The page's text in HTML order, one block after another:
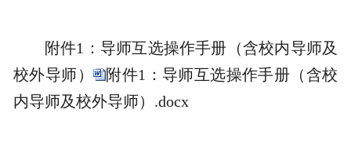
附件1：导师互选操作手册（含校内导师及
校外导师）
附件1：导师互选操作手册（含校
内导师及校外导师）.docx